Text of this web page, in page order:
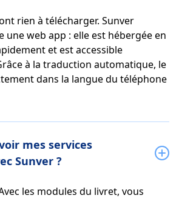
rien à télécharger. Sunver
web app : elle est hébergée en
et est accessible
à la traduction automatique, le
dans la langue du téléphone
mes services
Sunver ?
les modules du livret, vous